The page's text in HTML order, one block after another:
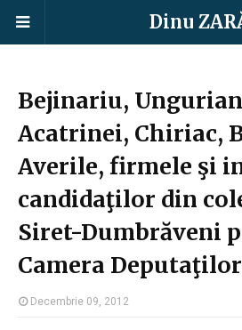
Dinu
Bejinariu,
Acatrinei, Chiriac,
Averile, firmele şi
candidaţilor din
Siret-Dumbrăveni
Camera Deputaţilor
Decembrie 09, 2012